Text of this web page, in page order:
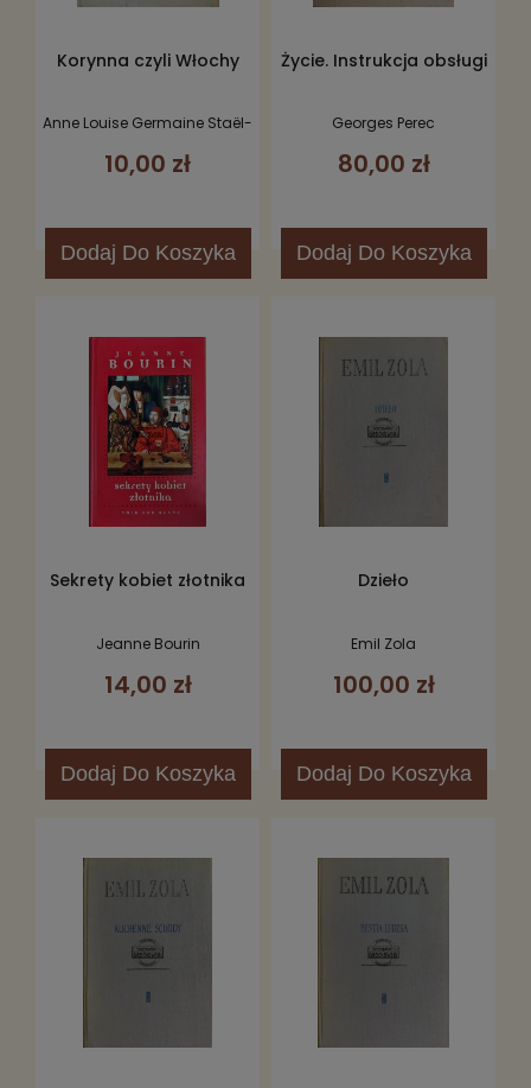
Korynna czyli Włochy
Anne Louise Germaine Staël-
10,00 zł
Dodaj Do Koszyka
Życie. Instrukcja obsługi
Georges Perec
80,00 zł
Dodaj Do Koszyka
Sekrety kobiet złotnika
Jeanne Bourin
14,00 zł
Dodaj Do Koszyka
Dzieło
Emil Zola
100,00 zł
Dodaj Do Koszyka